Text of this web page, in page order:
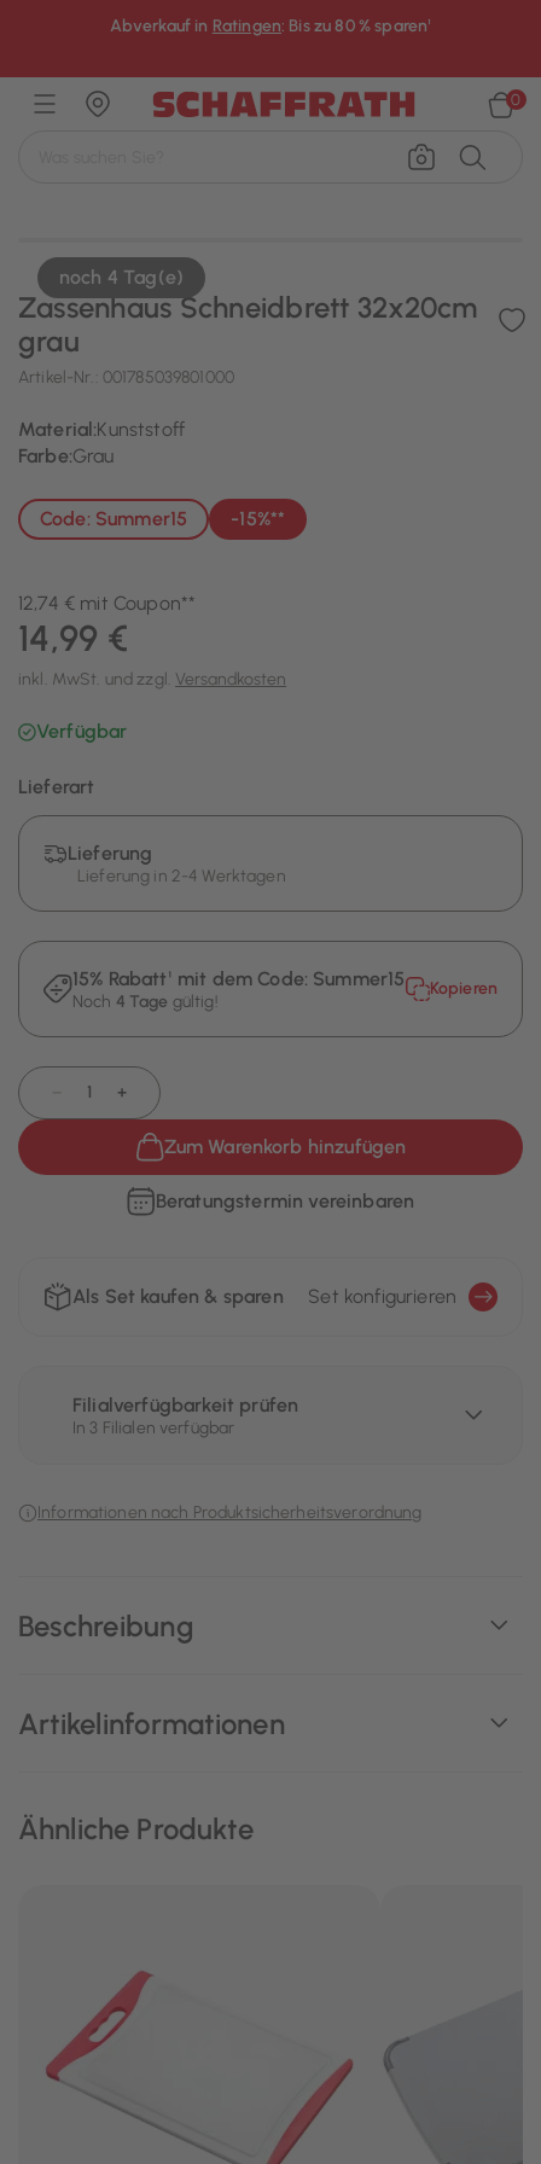
Abverkauf in Ratingen: Bis zu 80 % sparen¹
0
noch 4 Tag(e)
Beschreibung
Artikelinformationen
Zassenhaus Schneidbrett 32x20cm
grau
Artikel-Nr.: 001785039801000
Material:Kunststoff
Farbe:Grau
Code: Summer15 -15%**
12,74 € mit Coupon**
14,99 €
inkl. MwSt. und zzgl. Versandkosten
Verfügbar
Lieferart
Lieferung
Lieferung in 2-4 Werktagen
15% Rabatt¹ mit dem Code: Summer15
Noch 4 Tage gültig!
Kopieren
+
Zum Warenkorb hinzufügen
Beratungstermin vereinbaren
Als Set kaufen & sparen Set konfigurieren
Filialverfügbarkeit prüfen
In 3 Filialen verfügbar
Informationen nach Produktsicherheitsverordnung